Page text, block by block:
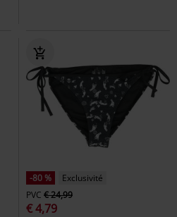
-80 %
Exclusivité
PVC € 24,99
€ 4,79